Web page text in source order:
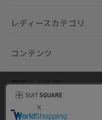
レディースカテゴリ
コンテンツ
規約・ヘルプ
当サイトでは利用体験の向上お
ックの分析を目的としてCookie